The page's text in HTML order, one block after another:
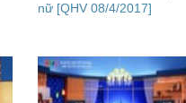
nữ [QHV 08/4/2017]